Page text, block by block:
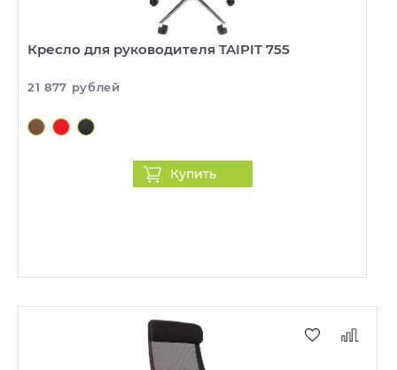
Кресло для руководителя TAIPIT 755
21 877 рублей
Купить